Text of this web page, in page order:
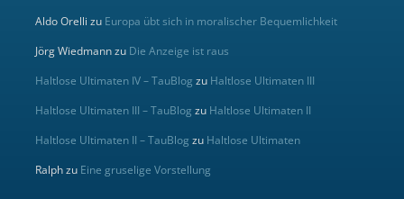
Aldo Orelli zu Europa übt sich in moralischer Bequemlichkeit
Jörg Wiedmannzu Die Anzeige ist raus
Haltlose Ultimaten IV – TauBlog zu Haltlose Ultimaten III
Haltlose Ultimaten III – TauBlog zu Haltlose Ultimaten II
Haltlose Ultimaten II – TauBlog zu Haltlose Ultimaten
Ralphzu Eine gruselige Vorstellung